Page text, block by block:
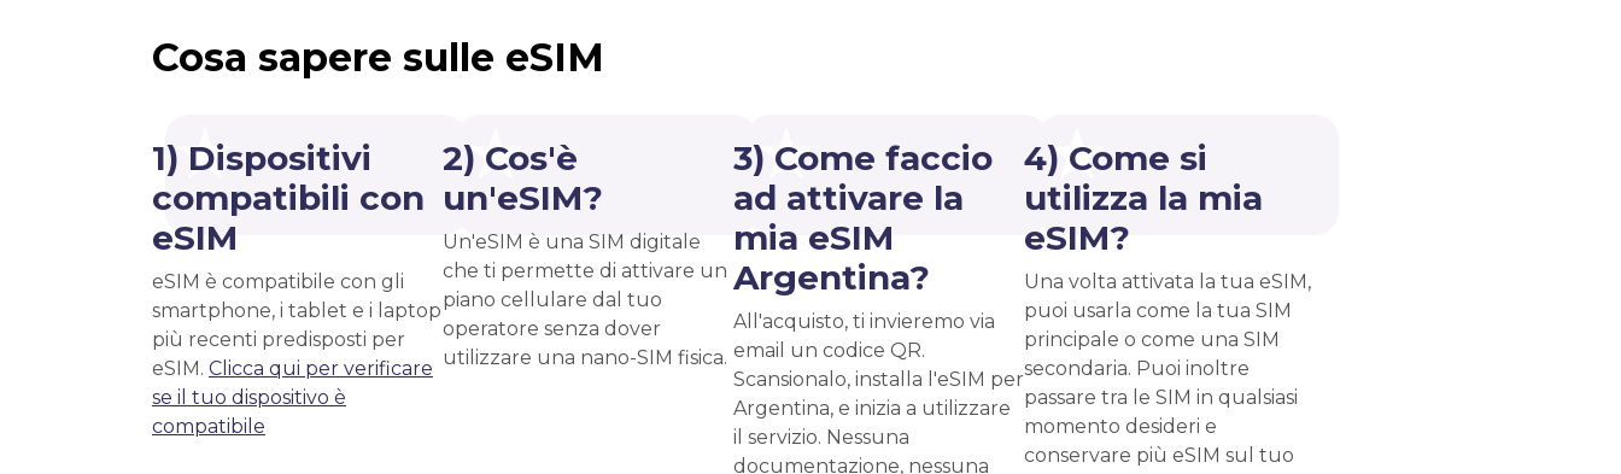
Cosa sapere sulle eSIM
1) Dispositivi
compatibili con
eSIM
eSIM è compatibile con gli
smartphone, i tablet e i laptop
più recenti predisposti per
eSIM. Clicca qui per verificare
se il tuo dispositivo è
compatibile
2) Cos'è
un'eSIM?
Un'eSIM è una SIM digitale
che ti permette di attivare un
piano cellulare dal tuo
operatore senza dover
utilizzare una nano-SIM fisica.
3) Come faccio
ad attivare la
mia eSIM
Argentina?
All'acquisto, ti invieremo via
email un codice QR.
Scansionalo, installa l'eSIM per
Argentina, e inizia a utilizzare
il servizio. Nessuna
documentazione, nessuna
4) Come si
utilizza la mia
eSIM?
Una volta attivata la tua eSIM,
puoi usarla come la tua SIM
principale o come una SIM
secondaria. Puoi inoltre
passare tra le SIM in qualsiasi
momento desideri e
conservare più eSIM sul tuo